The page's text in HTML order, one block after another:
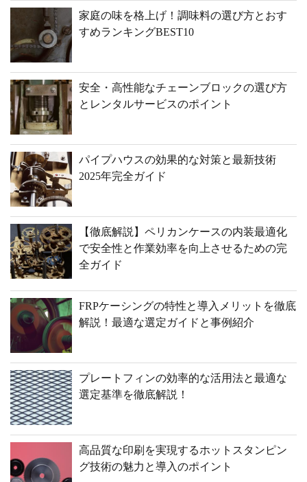
家庭の味を格上げ！調味料の選び方とおす
すめランキングBEST10
安全・高性能なチェーンブロックの選び方
とレンタルサービスのポイント
パイプハウスの効果的な対策と最新技術
2025年完全ガイド
【徹底解説】ペリカンケースの内装最適化
で安全性と作業効率を向上させるための完
全ガイド
FRPケーシングの特性と導入メリットを徹底
解説！最適な選定ガイドと事例紹介
プレートフィンの効率的な活用法と最適な
選定基準を徹底解説！
高品質な印刷を実現するホットスタンピン
グ技術の魅力と導入のポイント